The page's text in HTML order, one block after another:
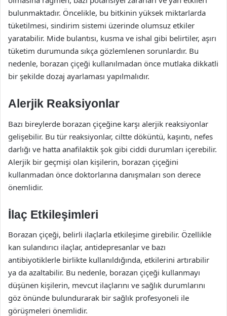
bulunmaktadır. Öncelikle, bu bitkinin yüksek miktarlarda
tüketilmesi, sindirim sistemi üzerinde olumsuz etkiler
yaratabilir. Mide bulantısı, kusma ve ishal gibi belirtiler, aşırı
tüketim durumunda sıkça gözlemlenen sorunlardır. Bu
nedenle, borazan çiçeği kullanılmadan önce mutlaka dikkatli
bir şekilde dozaj ayarlaması yapılmalıdır.
Alerjik Reaksiyonlar
Bazı bireylerde borazan çiçeğine karşı alerjik reaksiyonlar
gelişebilir. Bu tür reaksiyonlar, ciltte döküntü, kaşıntı, nefes
darlığı ve hatta anafilaktik şok gibi ciddi durumları içerebilir.
Alerjik bir geçmişi olan kişilerin, borazan çiçeğini
kullanmadan önce doktorlarına danışmaları son derece
önemlidir.
İlaç Etkileşimleri
Borazan çiçeği, belirli ilaçlarla etkileşime girebilir. Özellikle
kan sulandırıcı ilaçlar, antidepresanlar ve bazı
antibiyotiklerle birlikte kullanıldığında, etkilerini artırabilir
ya da azaltabilir. Bu nedenle, borazan çiçeği kullanmayı
düşünen kişilerin, mevcut ilaçlarını ve sağlık durumlarını
göz önünde bulundurarak bir sağlık profesyoneli ile
görüşmeleri önemlidir.